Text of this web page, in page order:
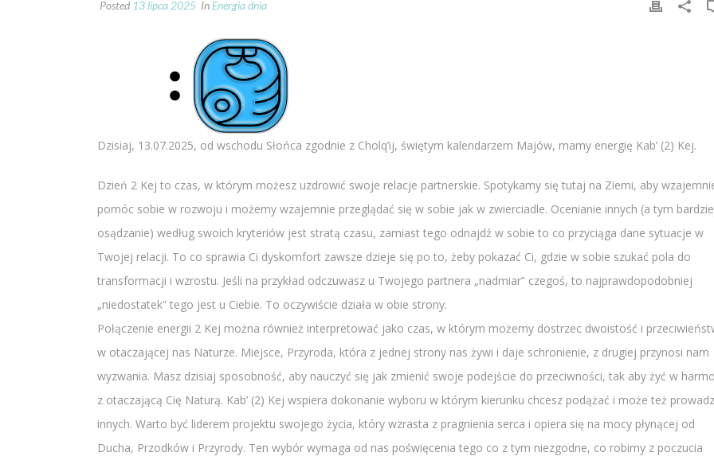
Posted 13 lipca 2025 In Energia dnia
Dzisiaj, 13.07.2025, od wschodu Słońca zgodnie z Cholq’ij, świętym kalendarzem Majów, mamy energię Kab’ (2) Kej.
Dzień 2 Kej to czas, w którym możesz uzdrowić swoje relacje partnerskie. Spotykamy się tutaj na Ziemi, aby
pomóc sobie w rozwoju i możemy wzajemnie przeglądać się w sobie jak w zwierciadle. Ocenianie innych (a tym
osądzanie) według swoich kryteriów jest stratą czasu, zamiast tego odnajdź w sobie to co przyciąga dane sytuacje w
Twojej relacji. To co sprawia Ci dyskomfort zawsze dzieje się po to, żeby pokazać Ci, gdzie w sobie szukać pola do
transformacji i wzrostu. Jeśli na przykład odczuwasz u Twojego partnera „nadmiar” czegoś, to najprawdopodobniej
„niedostatek” tego jest u Ciebie. To oczywiście działa w obie strony.
Połączenie energii 2 Kej można również interpretować jako czas, w którym możemy dostrzec dwoistość i
w otaczającej nas Naturze. Miejsce, Przyroda, która z jednej strony nas żywi i daje schronienie, z drugiej przynosi nam
wyzwania. Masz dzisiaj sposobność, aby nauczyć się jak zmienić swoje podejście do przeciwności, tak aby żyć w
z otaczającą Cię Naturą. Kab’ (2) Kej wspiera dokonanie wyboru w którym kierunku chcesz podążać i może też
innych. Warto być liderem projektu swojego życia, który wzrasta z pragnienia serca i opiera się na mocy płynącej od
Ducha, Przodków i Przyrody. Ten wybór wymaga od nas poświęcenia tego co z tym niezgodne, co robimy z poczucia